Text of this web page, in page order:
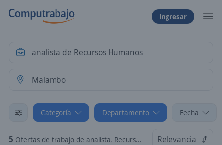
Ingresar
Categoría Departamento Fecha
5 Ofertas de trabajo de analista, Recursos Humanos en Malambo, Atlántico Relevancia